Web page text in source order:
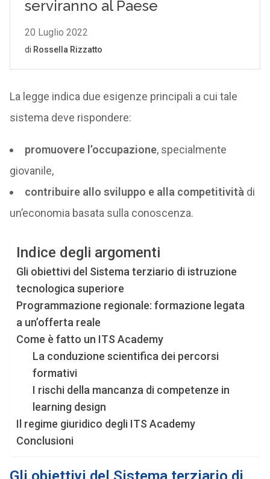
La legge indica due esigenze principali a cui tale
sistema deve rispondere:
promuovere l’occupazione, specialmente
giovanile,
contribuire allo sviluppo e alla competitività di
un’economia basata sulla conoscenza.
Indice degli argomenti
Gli obiettivi del Sistema terziario di istruzione
tecnologica superiore
Programmazione regionale: formazione legata
a un’offerta reale
Come è fatto un ITS Academy
La conduzione scientifica dei percorsi
formativi
I rischi della mancanza di competenze in
learning design
Il regime giuridico degli ITS Academy
Conclusioni